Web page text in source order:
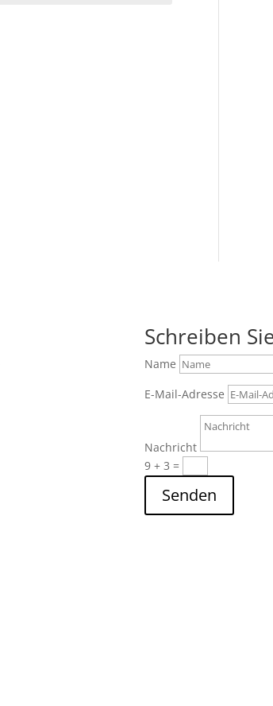
Schreiben
Name
E-Mail-Adresse
Nachricht
9 + 3 =
Senden